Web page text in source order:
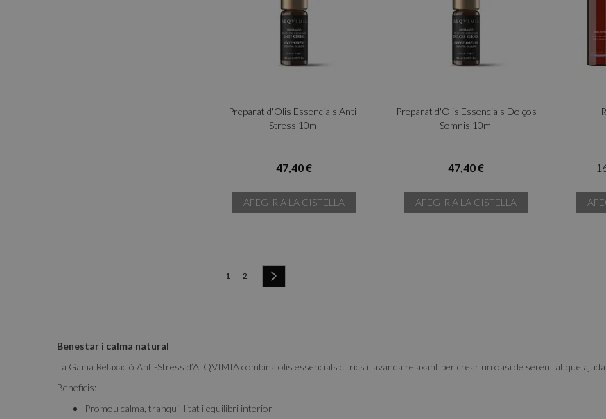
Preparat d'Olis Essencials Anti-
Stress 10ml
47,40 €
AFEGIR A LA CISTELLA
Preparat d'Olis Essencials Dolços
Somnis 10ml
47,40 €
AFEGIR A LA CISTELLA
Page
You're currently reading page
1 Page
2
Benestar i calma natural
La Gama Relaxació Anti-Stress d’ALQVIMIA combina olis essencials cítrics i lavanda relaxant per crear un oasi de serenitat que
Beneficis:
Promou calma, tranquil·litat i equilibri interior